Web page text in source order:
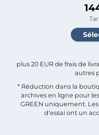
plus 20 EUR de frais de
autres
* Réduction dans la
archives en ligne pour
GREEN uniquement.
d'essai ont un